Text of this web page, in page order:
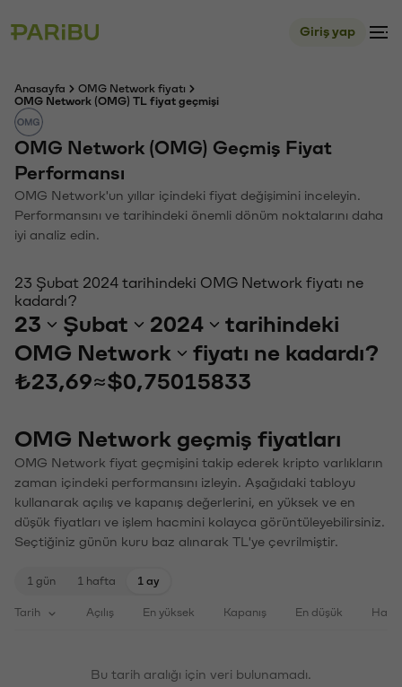
Giriş yap
Anasayfa
OMG Network fiyatı
OMG Network (OMG) TL fiyat geçmişi
OMG Network (OMG) Geçmiş Fiyat
Performansı
OMG Network'un yıllar içindeki fiyat değişimini inceleyin.
Performansını ve tarihindeki önemli dönüm noktalarını daha
iyi analiz edin.
23 Şubat 2024 tarihindeki OMG Network fiyatı ne
kadardı?
23 Şubat 2024
tarihindeki
OMG Network
fiyatı ne kadardı?
₺23,69≈$0,75015833
OMG Network geçmiş fiyatları
OMG Network fiyat geçmişini takip ederek kripto varlıkların
zaman içindeki performansını izleyin. Aşağıdaki tabloyu
kullanarak açılış ve kapanış değerlerini, en yüksek ve en
düşük fiyatları ve işlem hacmini kolayca görüntüleyebilirsiniz.
Seçtiğiniz günün kuru baz alınarak TL'ye çevrilmiştir.
1 gün 1 hafta 1 ay
Tarih Açılış En yüksek Kapanış En düşük
Bu tarih aralığı için veri bulunamadı.